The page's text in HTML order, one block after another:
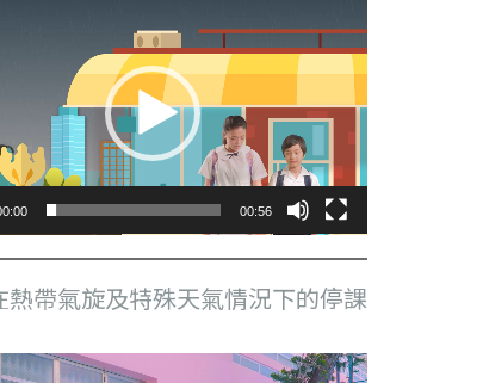
00:56
熱帶氣旋及特殊天氣情況下的停課